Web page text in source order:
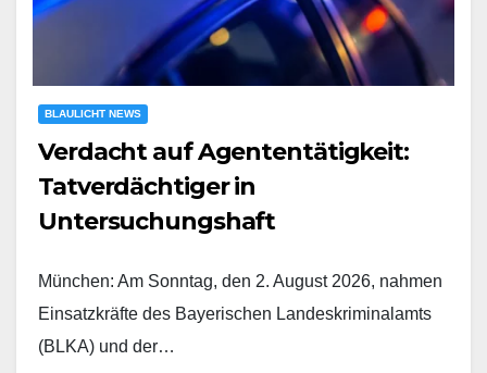
BLAULICHT NEWS
Verdacht auf Agententätigkeit:
Tatverdächtiger in
Untersuchungshaft
München: Am Sonntag, den 2. August 2026, nahmen
Einsatzkräfte des Bayerischen Landeskriminalamts
(BLKA) und der…